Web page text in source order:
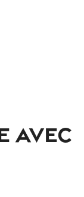
AVEC